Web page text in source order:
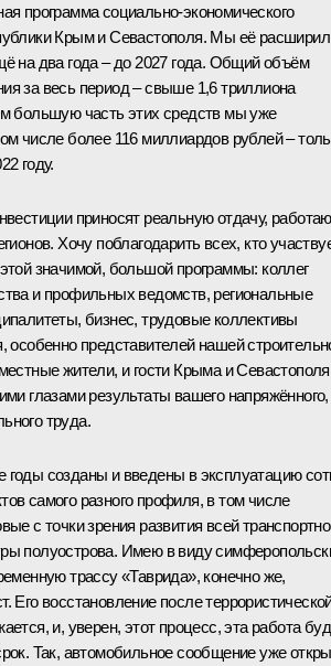
программа социально-экономического
Крым и Севастополя. Мы её
на два года – до 2027 года. Общий объём
за весь период – свыше 1,6 триллиона
большую часть этих средств мы уже
числе более 116 миллиардов рублей –
году.
приносят реальную отдачу,
Хочу поблагодарить всех, кто
значимой, большой программы: коллег
и профильных ведомств, региональные
бизнес, трудовые коллективы
особенно представителей нашей
жители, и гости Крыма и
глазами результаты вашего напряжённого,
труда.
созданы и введены в эксплуатацию
самого разного профиля, в том числе
с точки зрения развития всей
полуострова. Имею в виду
трассу «Таврида», конечно же,
Его восстановление после
и, уверен, этот процесс, эта работа
Так, автомобильное сообщение уже